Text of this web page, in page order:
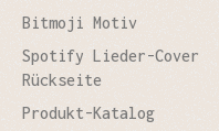
Bitmoji Motiv
Spotify Lieder-Cover
Rückseite
Produkt-Katalog